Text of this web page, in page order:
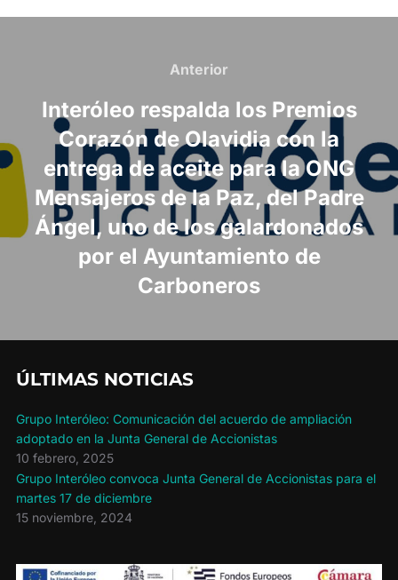
entradas
Anterior
Anterior
Interóleo respalda los Premios
Corazón de Olavidia con la
entrega de aceite para la ONG
Mensajeros de la Paz, del Padre
Ángel, uno de los galardonados
por el Ayuntamiento de
Carboneros
ÚLTIMAS NOTICIAS
Grupo Interóleo: Comunicación del acuerdo de ampliación
adoptado en la Junta General de Accionistas
10 febrero, 2025
Grupo Interóleo convoca Junta General de Accionistas para el
martes 17 de diciembre
15 noviembre, 2024